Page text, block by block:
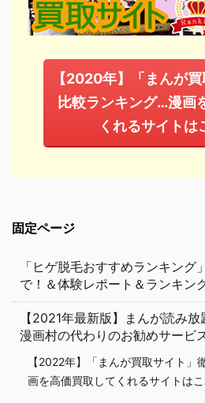
【2020年】「まんが
比較ランキング…漫画
くれるサイトは
固定ページ
「ヒゲ脱毛おすすめランキング
で！＆体験レポート＆ランキン
【2021年最新版】まんが読み
漫画村の代わりのお勧めサービ
【2022年】「まんが買取サイト
画を高価買取してくれるサイトはこ